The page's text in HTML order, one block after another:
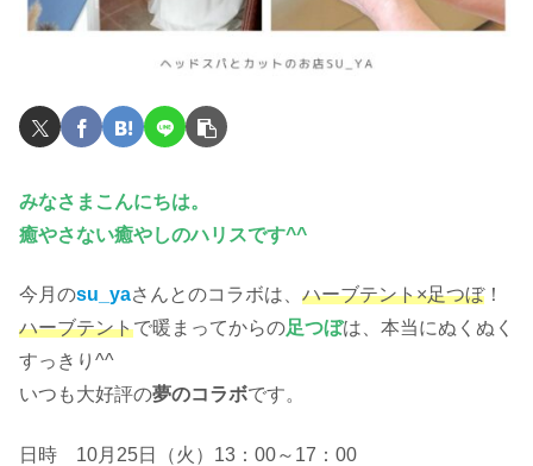
みなさまこんにちは。
癒やさない癒やしのハリスです^^
今月のsu_yaさんとのコラボは、 ハーブテント×足つぼ！
ハーブテントで暖まってからの足つぼは、本当にぬくぬく
すっきり^^
いつも大好評の夢のコラボです。
日時 10月25日（火）13：00～17：00